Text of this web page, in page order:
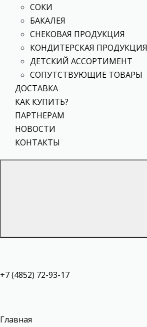
СОКИ
БАКАЛЕЯ
СНЕКОВАЯ ПРОДУКЦИЯ
КОНДИТЕРСКАЯ ПРОДУКЦИЯ
ДЕТСКИЙ АССОРТИМЕНТ
СОПУТСТВУЮЩИЕ ТОВАРЫ
ДОСТАВКА
КАК КУПИТЬ?
ПАРТНЕРАМ
НОВОСТИ
КОНТАКТЫ
+7 (4852) 72-93-17
Главная